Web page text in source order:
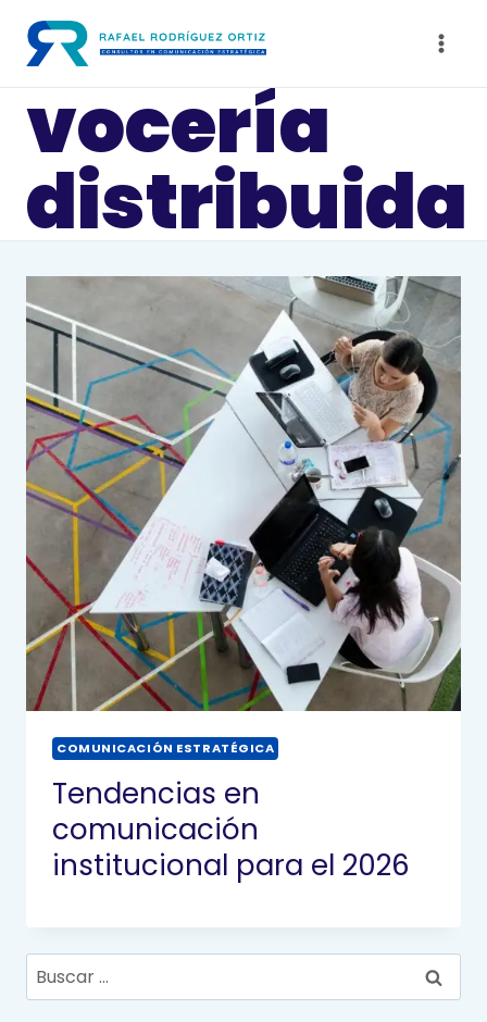
contenido
vocería
distribuida
COMUNICACIÓN ESTRATÉGICA
Tendencias en
comunicación
institucional para el 2026
Buscar: